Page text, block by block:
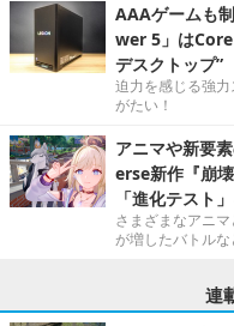
AAAゲームも
wer 5」は
デスクトップ”
迫力を感じる強
がたい！
アニマや新要
erse新作『崩
「進化テスト
さまざまなアニ
が増したバトル
連